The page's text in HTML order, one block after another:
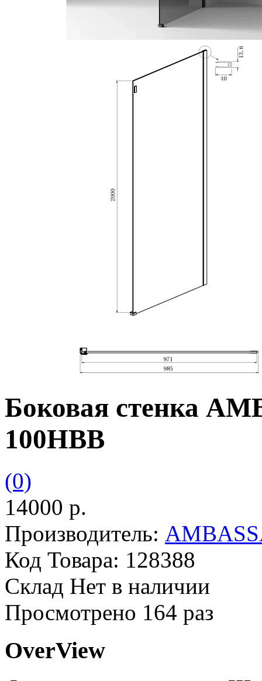
Боковая стенка
100HBB
(0)
14000 р.
Производитель:
Код Товара: 128388
Склад Нет в наличии
Просмотрено 164 раз
OverView